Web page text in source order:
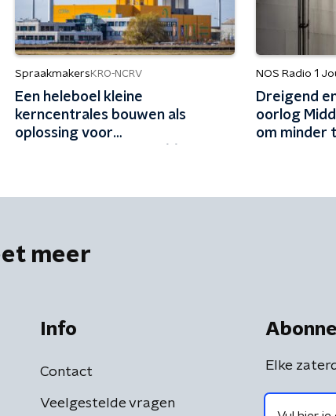
Spraakmakers KRO-NCRV
Een heleboel kleine
kerncentrales bouwen als
oplossing voor
NOS Radio 1
Dreigend
oorlog
om minder
meer
Info
Contact
Veelgestelde vragen
Elke